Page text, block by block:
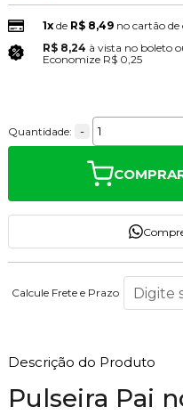
1xde R$ 8,49 no cartão de
R$ 8,24 à vista no boleto
Economize R$ 0,25
Quantidade: -
Calcule Frete e Prazo
Descrição do Produto
Pulseira Pai